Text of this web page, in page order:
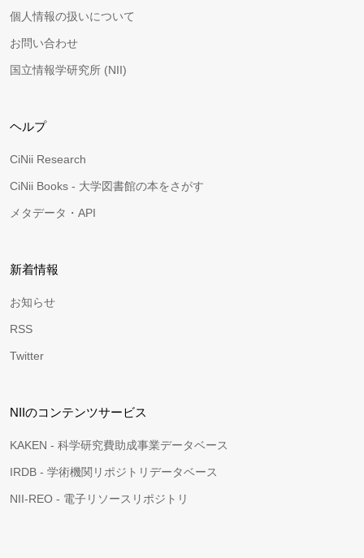
個人情報の扱いについて
お問い合わせ
国立情報学研究所 (NII)
ヘルプ
CiNii Research
CiNii Books - 大学図書館の本をさがす
メタデータ・API
新着情報
お知らせ
RSS
Twitter
NIIのコンテンツサービス
KAKEN - 科学研究費助成事業データベース
IRDB - 学術機関リポジトリデータベース
NII-REO - 電子リソースリポジトリ